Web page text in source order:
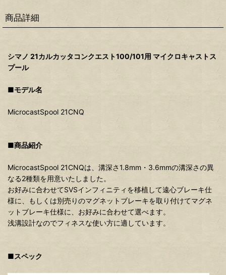
商品詳細
シマノ 21カルカッタコンクエスト100/101用 マイクロキャストス
プール
■モデル名
MicrocastSpool 21CNQ
■商品紹介
MicrocastSpool 21CNQは、溝深さ1.8mm・3.6mmの溝深さの異
なる2種類を用意いたしました。
お好みに合わせてSVSインフィニティを移植して遠心ブレーキ仕
様に、もしくは別売りのマグネットブレーキを取り付けてマグネ
ットブレーキ仕様に、お好みに合わせて選べます。
浅溝設計なのでフィネスな使い方に適しています。
■スペック